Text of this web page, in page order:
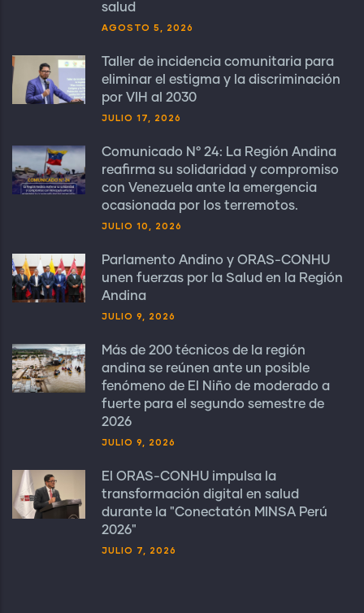
salud
AGOSTO 5, 2026
Taller de incidencia comunitaria para
eliminar el estigma y la discriminación
por VIH al 2030
JULIO 17, 2026
Comunicado N° 24: La Región Andina
reafirma su solidaridad y compromiso
con Venezuela ante la emergencia
ocasionada por los terremotos.
JULIO 10, 2026
Parlamento Andino y ORAS-CONHU
unen fuerzas por la Salud en la Región
Andina
JULIO 9, 2026
Más de 200 técnicos de la región
andina se reúnen ante un posible
fenómeno de El Niño de moderado a
fuerte para el segundo semestre de
2026
JULIO 9, 2026
El ORAS-CONHU impulsa la
transformación digital en salud
durante la "Conectatón MINSA Perú
2026"
JULIO 7, 2026